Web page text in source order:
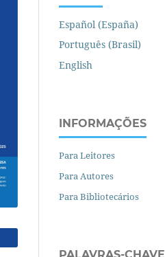
Español (España)
Português (Brasil)
English
INFORMAÇÕES
Para Leitores
Para Autores
Para Bibliotecários